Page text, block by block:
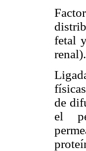
fetal
renal).
de
el